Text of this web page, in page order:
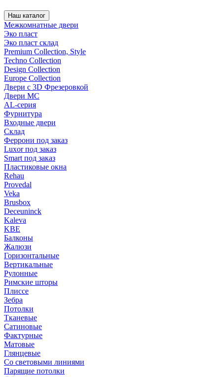
Наш каталог
Межкомнатные двери
Эко пласт
Эко пласт склад
Premium Collection, Style
Techno Collection
Design Collection
Europe Collection
Двери с 3D Фрезеровкой
Двери МС
AL-серия
Фурнитура
Входные двери
Склад
Феррони под заказ
Luxor под заказ
Smart под заказ
Пластиковые окна
Rehau
Provedal
Veka
Brusbox
Deceuninck
Kaleva
KBE
Балконы
Жалюзи
Горизонтальные
Вертикальные
Рулонные
Римские шторы
Плиссе
Зебра
Потолки
Тканевые
Сатиновые
Фактурные
Матовые
Глянцевые
Со световыми линиями
Парящие потолки